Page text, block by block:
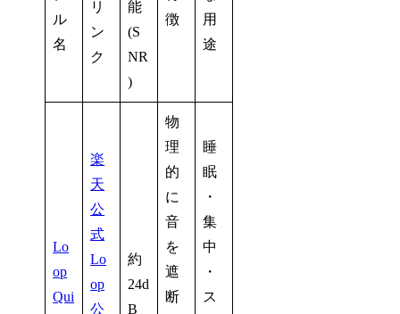
ル
名
リ
ン
ク
能
(S
NR
)
徴
用
途
Lo
op
Qui
楽
天
公
式
Lo
op
公
約
24d
B
物
理
的
に
音
を
遮
断
睡
眠
・
集
中
・
ス